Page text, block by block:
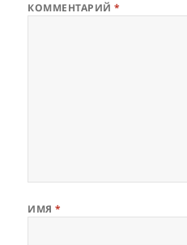
КОММЕНТАРИЙ*
ИМЯ*